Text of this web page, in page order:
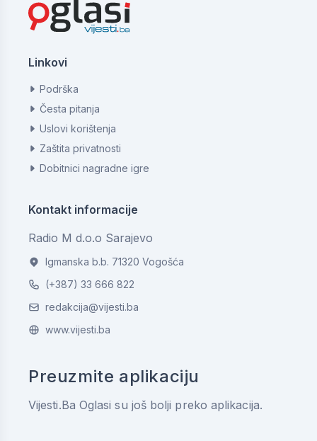
Linkovi
Podrška
Česta pitanja
Uslovi korištenja
Zaštita privatnosti
Dobitnici nagradne igre
Kontakt informacije
Radio M d.o.o Sarajevo
Igmanska b.b. 71320 Vogošća
(+387) 33 666 822
redakcija@vijesti.ba
www.vijesti.ba
Preuzmite aplikaciju
Vijesti.Ba Oglasi su još bolji preko aplikacija.